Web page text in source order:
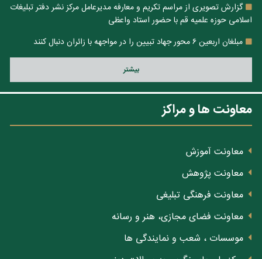
گزارش تصویری از مراسم تکریم و معارفه مدیرعامل مرکز نشر دفتر تبلیغات
اسلامی حوزه علمیه قم با حضور استاد واعظی
مبلغان اربعین ۶ محور جهاد تبیین را در مواجهه با زائران دنبال کنند
بيشتر
معاونت ها و مراکز
معاونت آموزش
معاونت پژوهش
معاونت فرهنگی تبلیغی
معاونت فضای مجازی، هنر و رسانه
موسسات ، شعب و نمایندگی ها